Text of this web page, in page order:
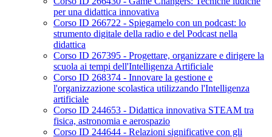
per una didattica innovativa
Corso ID 266722 - Spiegamelo con un podcast: lo
strumento digitale della radio e del Podcast nella
didattica
Corso ID 267395 - Progettare, organizzare e dirigere la
scuola ai tempi dell'Intelligenza Artificiale
Corso ID 268374 - Innovare la gestione e
l'organizzazione scolastica utilizzando l'Intelligenza
artificiale
Corso ID 244653 - Didattica innovativa STEAM tra
fisica, astronomia e aerospazio
Corso ID 244644 - Relazioni significative con gli